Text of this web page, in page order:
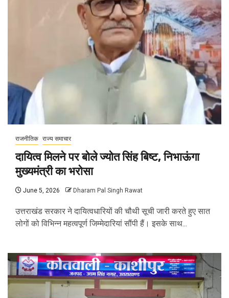
राजनीतिक राज्य समाचार
दायित्व मिलने पर बोले ज्योत सिंह बिष्ट, निभाऊंगा
मुख्यमंत्री का भरोसा
June 5, 2026 Dharam Pal Singh Rawat
उत्तराखंड सरकार ने दायित्वधारियों की चौथी सूची जारी करते हुए सात
लोगों को विभिन्न महत्वपूर्ण जिम्मेदारियां सौंपी हैं। इसके साथ...